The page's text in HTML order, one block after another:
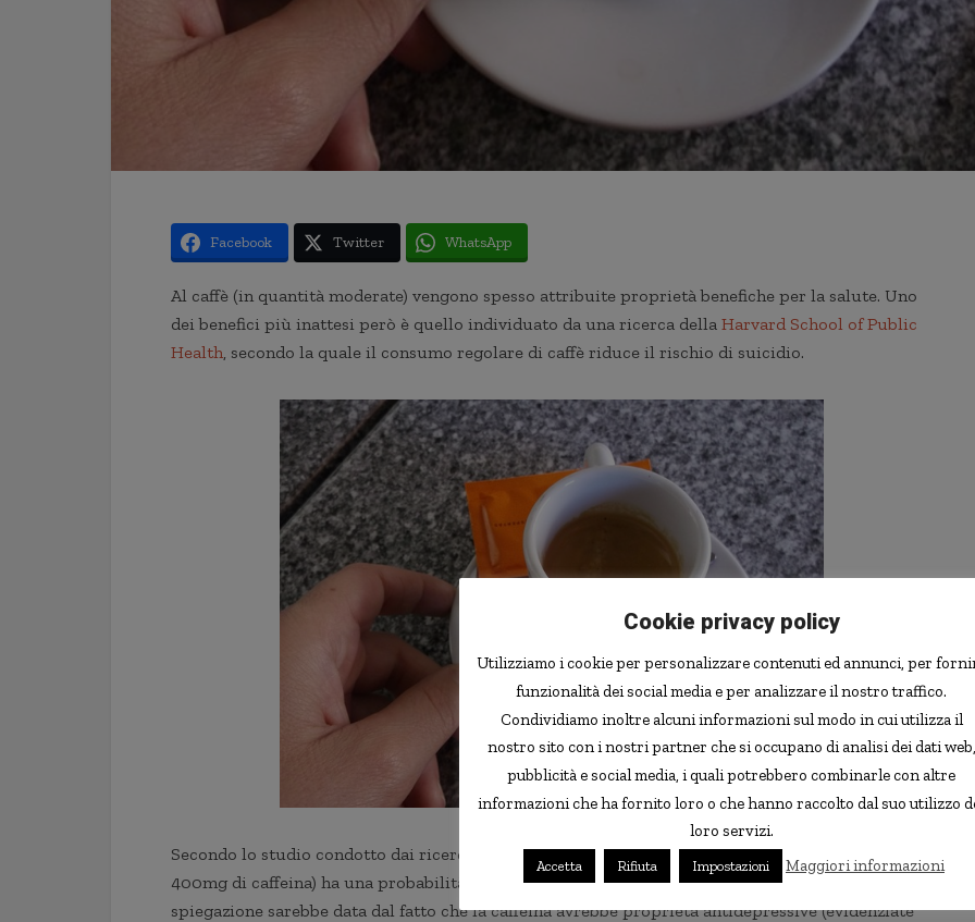
Facebook Twitter WhatsApp
Al caffè (in quantità moderate) vengono spesso attribuite proprietà benefiche per la salute. Uno
dei benefici più inattesi però è quello individuato da una ricerca della Harvard School of Public
Health , secondo la quale il consumo regolare di caffè riduce il rischio di suicidio.
Secondo lo studio condotto dai ricercatori, chi consuma dalle 2/3 tazzine di caffè al giorno (circa
400mg di caffeina) ha una probabilità di suicidarsi del 50% inferiore a chi non consuma caffè. La
spiegazione sarebbe data dal fatto che la caffeina avrebbe proprietà antidepressive (evidenziate
Cookie privacy policy
Utilizziamo i cookie per personalizzare contenuti ed annunci, per
funzionalità dei social media e per analizzare il nostro traffico.
Condividiamo inoltre alcuni informazioni sul modo in cui utilizza il
nostro sito con i nostri partner che si occupano di analisi dei dati web,
pubblicità e social media, i quali potrebbero combinarle con altre
informazioni che ha fornito loro o che hanno raccolto dal suo utilizzo
loro servizi.
Accetta Rifiuta Impostazioni Maggiori informazioni